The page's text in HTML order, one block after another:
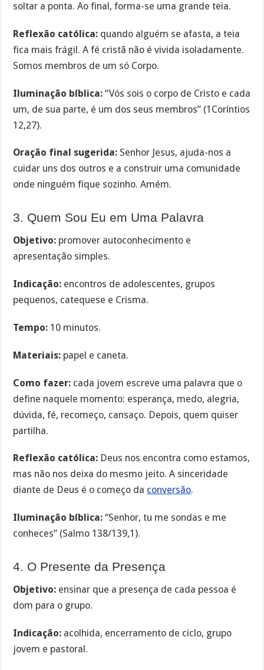
soltar a ponta. Ao final, forma-se uma grande teia.
Reflexão católica: quando alguém se afasta, a teia
fica mais frágil. A fé cristã não é vivida isoladamente.
Somos membros de um só Corpo.
Iluminação bíblica: “Vós sois o corpo de Cristo e cada
um, de sua parte, é um dos seus membros” (1Coríntios
12,27).
Oração final sugerida: Senhor Jesus, ajuda-nos a
cuidar uns dos outros e a construir uma comunidade
onde ninguém fique sozinho. Amém.
3. Quem Sou Eu em Uma Palavra
Objetivo: promover autoconhecimento e
apresentação simples.
Indicação: encontros de adolescentes, grupos
pequenos, catequese e Crisma.
Tempo: 10 minutos.
Materiais: papel e caneta.
Como fazer: cada jovem escreve uma palavra que o
define naquele momento: esperança, medo, alegria,
dúvida, fé, recomeço, cansaço. Depois, quem quiser
partilha.
Reflexão católica: Deus nos encontra como estamos,
mas não nos deixa do mesmo jeito. A sinceridade
diante de Deus é o começo da conversão.
Iluminação bíblica: “Senhor, tu me sondas e me
conheces” (Salmo 138/139,1).
4. O Presente da Presença
Objetivo: ensinar que a presença de cada pessoa é
dom para o grupo.
Indicação: acolhida, encerramento de ciclo, grupo
jovem e pastoral.